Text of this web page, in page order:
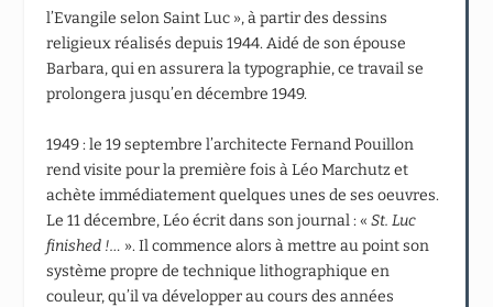
l’Evangile selon Saint Luc », à partir des dessins
religieux réalisés depuis 1944. Aidé de son épouse
Barbara, qui en assurera la typographie, ce travail se
prolongera jusqu’en décembre 1949.
1949 : le 19 septembre l’architecte Fernand Pouillon
rend visite pour la première fois à Léo Marchutz et
achète immédiatement quelques unes de ses oeuvres.
Le 11 décembre, Léo écrit dans son journal : «St. Luc
finished !… ». Il commence alors à mettre au point son
système propre de technique lithographique en
couleur, qu’il va développer au cours des années